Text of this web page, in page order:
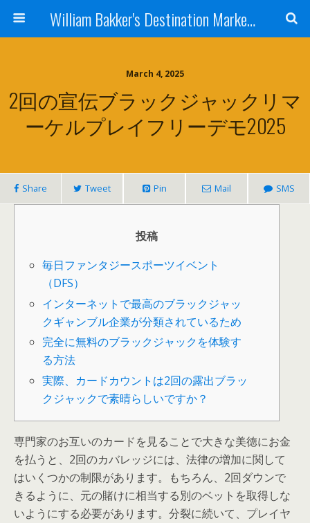
William Bakker's Destination Marketing blog
March 4, 2025
2回の宣伝ブラックジャックリマ
ーケルプレイフリーデモ2025
Share Tweet Pin Mail SMS
投稿
毎日ファンタジースポーツイベント
（DFS）
インターネットで最高のブラックジャッ
クギャンブル企業が分類されているため
完全に無料のブラックジャックを体験す
る方法
実際、カードカウントは2回の露出ブラッ
クジャックで素晴らしいですか？
専門家のお互いのカードを見ることで大きな美徳にお金
を払うと、2回のカバレッジには、法律の増加に関して
はいくつかの制限があります。もちろん、2回ダウンで
きるように、元の賭けに相当する別のベットを取得しな
いようにする必要があります。分裂に続いて、プレイヤ